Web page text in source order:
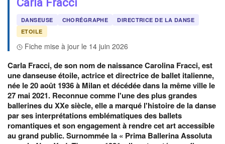
DANSEUSE CHORÉGRAPHE
DIRECTRICE DE LA DANSE
ETOILE
Fiche mise à jour le 14 juin 2026
Carla Fracci, de son nom de naissance Carolina Fracci, est
une danseuse étoile, actrice et directrice de ballet italienne,
née le 20 août 1936 à Milan et décédée dans la même ville le
27 mai 2021. Reconnue comme l'une des plus grandes
ballerines du XXe siècle, elle a marqué l'histoire de la danse
par ses interprétations emblématiques des ballets
romantiques et son engagement à rendre cet art accessible
au grand public. Surnommée la « Prima Ballerina Assoluta